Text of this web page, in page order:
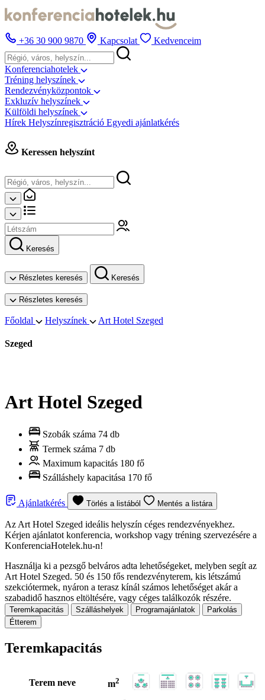
+36 30 900 9870 Kapcsolat Kedvenceim
Konferenciahotelek
Tréning helyszínek
Rendezvényközpontok
Exkluzív helyszínek
Külföldi helyszínek
Hírek Helyszínregisztráció Egyedi ajánlatkérés
Keressen helyszínt
Keresés
Részletes keresés Keresés
Részletes keresés
Főoldal Helyszínek Art Hotel Szeged
Szeged
Art Hotel Szeged
Szobák száma 74 db
Termek száma 7 db
Maximum kapacitás 180 fő
Szálláshely kapacitása 170 fő
Ajánlatkérés Törlés a listából Mentés a listára
Az Art Hotel Szeged ideális helyszín céges rendezvényekhez.
Kérjen ajánlatot konferencia, workshop vagy tréning szervezésére a
KonferenciaHotelek.hu-n!
Használja ki a pezsgő belváros adta lehetőségeket, melyben segít az
Art Hotel Szeged. 50 és 150 fős rendezvényterem, kis létszámú
szekciótermek, nyáron a terasz kínál számos lehetőséget akár a
szabadidő hasznos eltöltésére, vagy céges találkozók részére.
Teremkapacitás Szálláshelyek Programajánlatok
Parkolás
Étterem
Teremkapacitás
Terem neve m2